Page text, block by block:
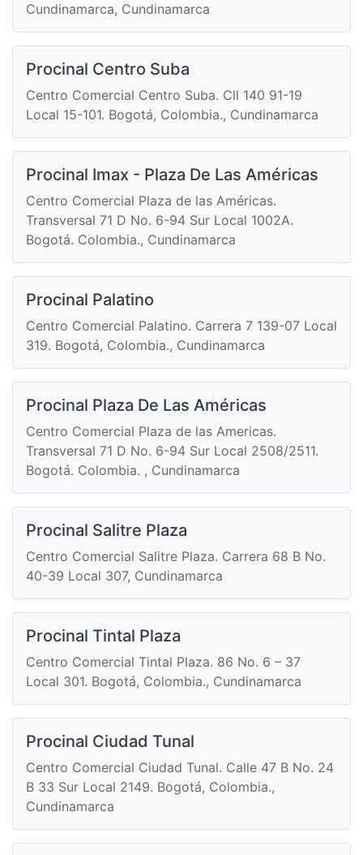
Cundinamarca, Cundinamarca
Procinal Centro Suba
Centro Comercial Centro Suba. Cll 140 91-19
Local 15-101. Bogotá, Colombia., Cundinamarca
Procinal Imax - Plaza De Las Américas
Centro Comercial Plaza de las Américas.
Transversal 71 D No. 6-94 Sur Local 1002A.
Bogotá. Colombia., Cundinamarca
Procinal Palatino
Centro Comercial Palatino. Carrera 7 139-07 Local
319. Bogotá, Colombia., Cundinamarca
Procinal Plaza De Las Américas
Centro Comercial Plaza de las Americas.
Transversal 71 D No. 6-94 Sur Local 2508/2511.
Bogotá. Colombia. , Cundinamarca
Procinal Salitre Plaza
Centro Comercial Salitre Plaza. Carrera 68 B No.
40-39 Local 307, Cundinamarca
Procinal Tintal Plaza
Centro Comercial Tintal Plaza. 86 No. 6 – 37
Local 301. Bogotá, Colombia., Cundinamarca
Procinal Ciudad Tunal
Centro Comercial Ciudad Tunal. Calle 47 B No. 24
B 33 Sur Local 2149. Bogotá, Colombia.,
Cundinamarca